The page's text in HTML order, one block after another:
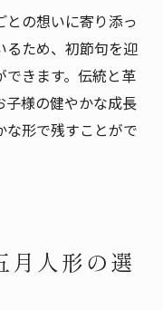
との想いに寄り添っ
るため、初節句を迎
できます。伝統と革
様の健やかな成長
な形で残すことがで
月人形の選